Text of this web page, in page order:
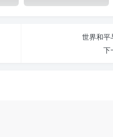
世界和平
下